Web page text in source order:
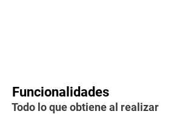
Funcionalidades
Todo lo que obtiene al realizar